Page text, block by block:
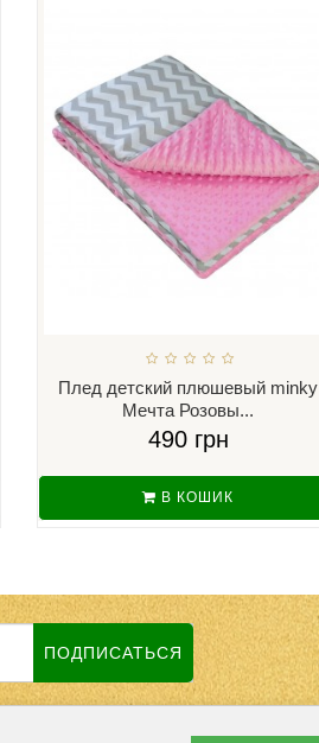
Плед детский плюшевый minky
Мечта Розовы...
490 грн
В КОШИК
ПОДПИСАТЬСЯ